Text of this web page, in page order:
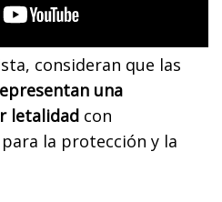
consideran que las
una
letalidad con
la protección y la